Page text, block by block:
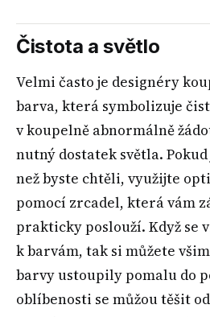
Čistota a světlo
Velmi často je designéry
barva, která symbolizuje
v koupelně abnormálně
nutný dostatek světla.
než byste chtěli, využijte
pomocí zrcadel, která vám
prakticky poslouží. Když se
k barvám, tak si můžete
barvy ustoupily pomalu do
oblíbenosti se můžou těšit